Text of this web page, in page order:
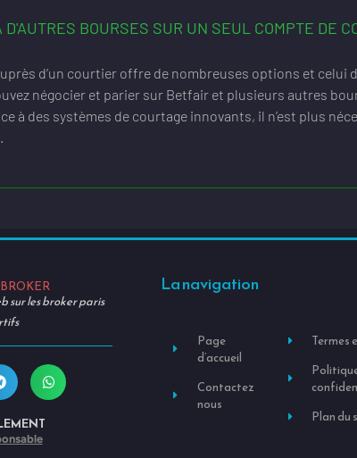
BOURSES SUR UN SEUL COMPTE DE
d’un courtier offre de nombreuses options et celui
négocier et parier sur Betfair et plusieurs autres
à des systèmes de courtage innovants, il n’est plus
sur les broker paris
La navigation
Page
d’accueil
Contactez
nous
Termes
Plan du